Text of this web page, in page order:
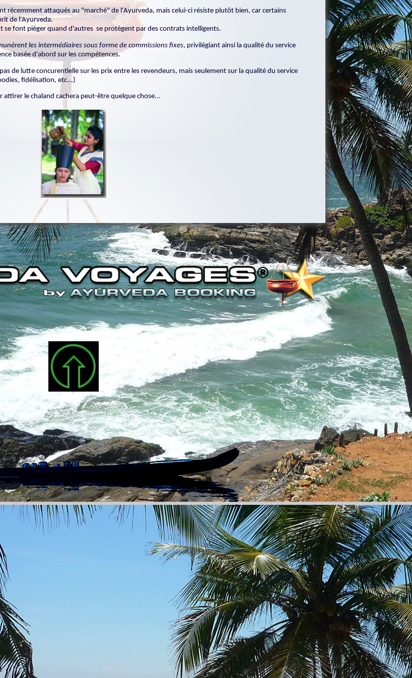
récemment attaqués au "marché" de l'Ayurveda, mais celui-ci résiste plutôt bien, car certains
de l'Ayurveda.
se font piéger quand d'autres se protègent par des contrats intelligents.
les intermédiaires sous forme de commissions fixes, privilégiant ainsi la qualité du service
basée d'abord sur les compétences.
de lutte concurentielle sur les prix entre les revendeurs, mais seulement sur la qualité du service
fidélisation, etc...)
le chaland cachera peut-être quelque chose...